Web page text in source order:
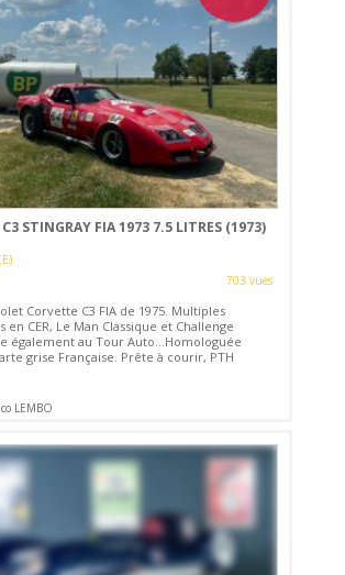
STINGRAY FIA 1973 7.5 LITRES (1973)
703 vues
Corvette C3 FIA de 1975. Multiples
en CER, Le Man Classique et Challenge
également au Tour Auto...Homologuée
grise Française. Prête à courir, PTH
LEMBO